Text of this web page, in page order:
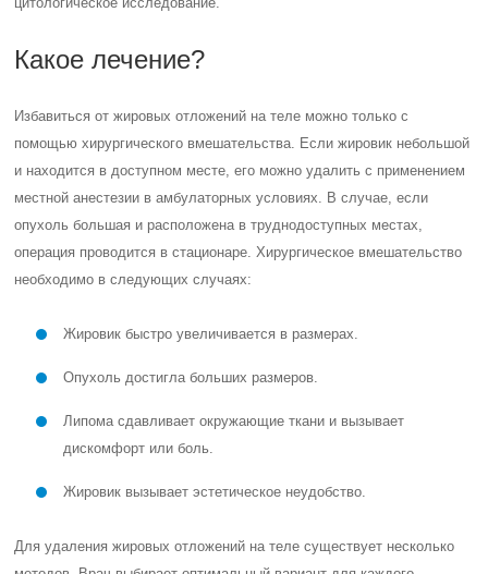
Какое лечение?
Избавиться от жировых отложений на теле можно только с
помощью хирургического вмешательства. Если жировик небольшой
и находится в доступном месте, его можно удалить с применением
местной анестезии в амбулаторных условиях. В случае, если
опухоль большая и расположена в труднодоступных местах,
операция проводится в стационаре. Хирургическое вмешательство
необходимо в следующих случаях:
Жировик быстро увеличивается в размерах.
Опухоль достигла больших размеров.
Липома сдавливает окружающие ткани и вызывает
дискомфорт или боль.
Жировик вызывает эстетическое неудобство.
Для удаления жировых отложений на теле существует несколько